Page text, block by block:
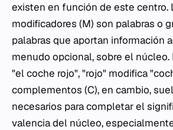
existen en función de este centro.
modificadores (M) son palabras o
palabras que aportan información
menudo opcional, sobre el núcleo.
"el coche rojo", "rojo" modifica
complementos (C), en cambio,
necesarios para completar el
valencia del núcleo,